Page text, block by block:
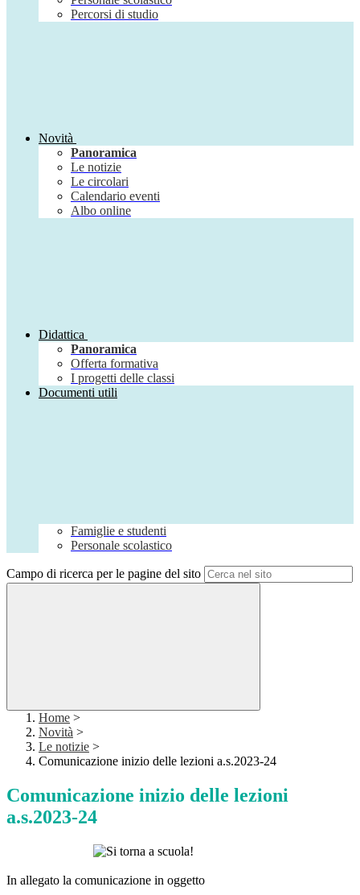
Percorsi di studio
Novità
Panoramica
Le notizie
Le circolari
Calendario eventi
Albo online
Didattica
Panoramica
Offerta formativa
I progetti delle classi
Documenti utili
Famiglie e studenti
Personale scolastico
Campo di ricerca per le pagine del sito
Home >
Novità >
Le notizie >
Comunicazione inizio delle lezioni a.s.2023-24
Comunicazione inizio delle lezioni
a.s.2023-24
In allegato la comunicazione in oggetto